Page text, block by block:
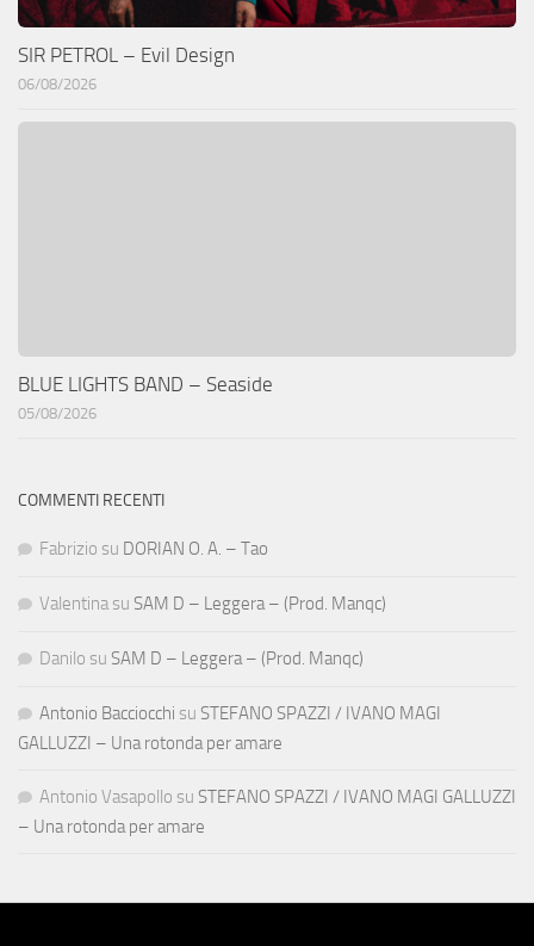
SIR PETROL – Evil Design
06/08/2026
BLUE LIGHTS BAND – Seaside
05/08/2026
COMMENTI RECENTI
Fabrizio su DORIAN O. A. – Tao
Valentina su SAM D – Leggera – (Prod. Manqc)
Danilo su SAM D – Leggera – (Prod. Manqc)
Antonio Bacciocchi su STEFANO SPAZZI / IVANO MAGI
GALLUZZI – Una rotonda per amare
Antonio Vasapollo su STEFANO SPAZZI / IVANO MAGI GALLUZZI
– Una rotonda per amare